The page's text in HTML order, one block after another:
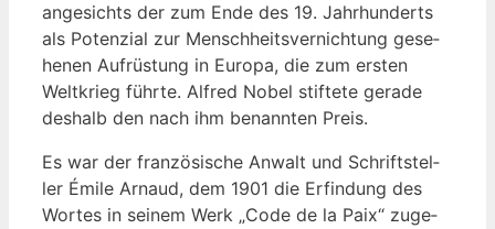
ange­sichts der zum Ende des 19. Jahr­hun­derts
als Poten­zi­al zur Mensch­heits­ver­nich­tung gese­
he­nen Auf­rüs­tung in Euro­pa, die zum ers­ten
Welt­krieg führ­te. Alfred Nobel stif­te­te gera­de
des­halb den nach ihm benann­ten Preis.
Es war der fran­zö­si­sche Anwalt und Schrift­stel­
ler Émi­le Arnaud, dem 1901 die Erfin­dung des
Wor­tes in sei­nem Werk „Code de la Paix“ zuge­